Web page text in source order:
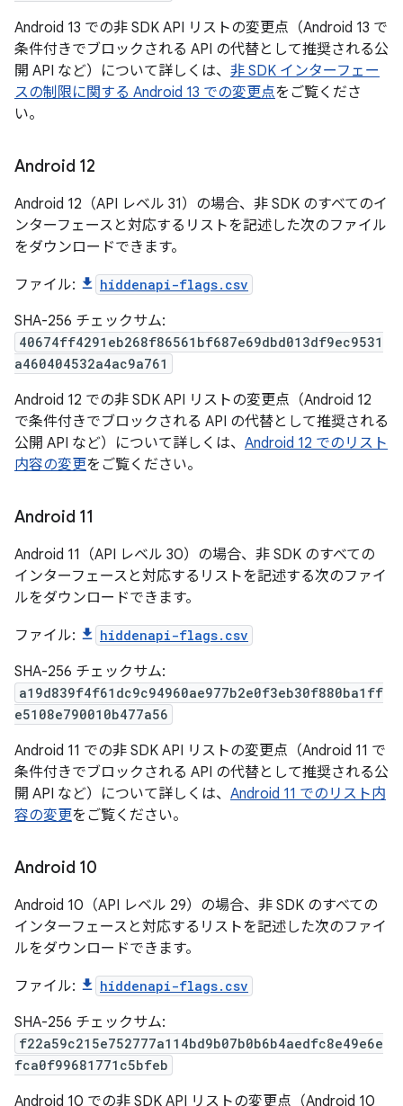
Android 13 での非 SDK API リストの変更点（Android 13 で
条件付きでブロックされる API の代替として推奨される公
開 API など）について詳しくは、 非 SDK インターフェー
スの制限に関する Android 13 での変更点をご覧くださ
い。
Android 12
Android 12（API レベル 31）の場合、非 SDK のすべてのイ
ンターフェースと対応するリストを記述した次のファイル
をダウンロードできます。
ファイル: hiddenapi-flags.csv
SHA-256 チェックサム:
40674ff4291eb268f86561bf687e69dbd013df9ec9531
a460404532a4ac9a761
Android 12 での非 SDK API リストの変更点（Android 12
で条件付きでブロックされる API の代替として推奨される
公開 API など）について詳しくは、 Android 12 でのリスト
内容の変更をご覧ください。
Android 11
Android 11（API レベル 30）の場合、非 SDK のすべての
インターフェースと対応するリストを記述する次のファイ
ルをダウンロードできます。
ファイル: hiddenapi-flags.csv
SHA-256 チェックサム:
a19d839f4f61dc9c94960ae977b2e0f3eb30f880ba1ff
e5108e790010b477a56
Android 11 での非 SDK API リストの変更点（Android 11 で
条件付きでブロックされる API の代替として推奨される公
開 API など）について詳しくは、 Android 11 でのリスト内
容の変更をご覧ください。
Android 10
Android 10（API レベル 29）の場合、非 SDK のすべての
インターフェースと対応するリストを記述した次のファイ
ルをダウンロードできます。
ファイル: hiddenapi-flags.csv
SHA-256 チェックサム:
f22a59c215e752777a114bd9b07b0b6b4aedfc8e49e6e
fca0f99681771c5bfeb
Android 10 での非 SDK API リストの変更点（Android 10